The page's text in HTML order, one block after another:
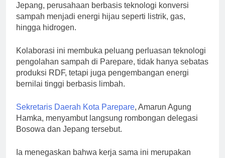
Jepang, perusahaan berbasis teknologi konversi
sampah menjadi energi hijau seperti listrik, gas,
hingga hidrogen.
Kolaborasi ini membuka peluang perluasan teknologi
pengolahan sampah di Parepare, tidak hanya sebatas
produksi RDF, tetapi juga pengembangan energi
bernilai tinggi berbasis limbah.
Sekretaris Daerah Kota Parepare, Amarun Agung
Hamka, menyambut langsung rombongan delegasi
Bosowa dan Jepang tersebut.
Ia menegaskan bahwa kerja sama ini merupakan